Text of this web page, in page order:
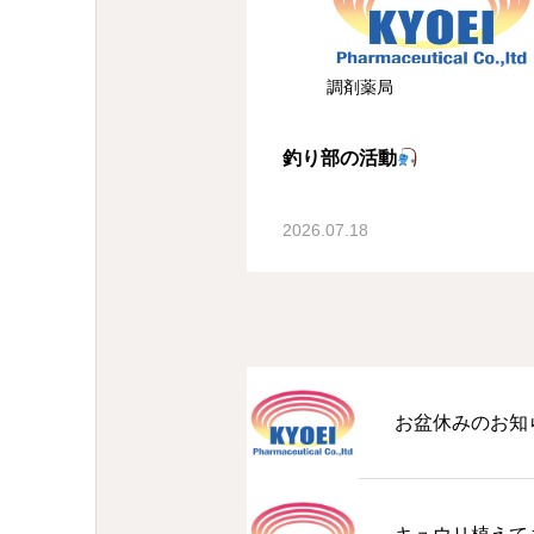
調剤薬局
釣り部の活動
2026.07.18
お盆休みのお知